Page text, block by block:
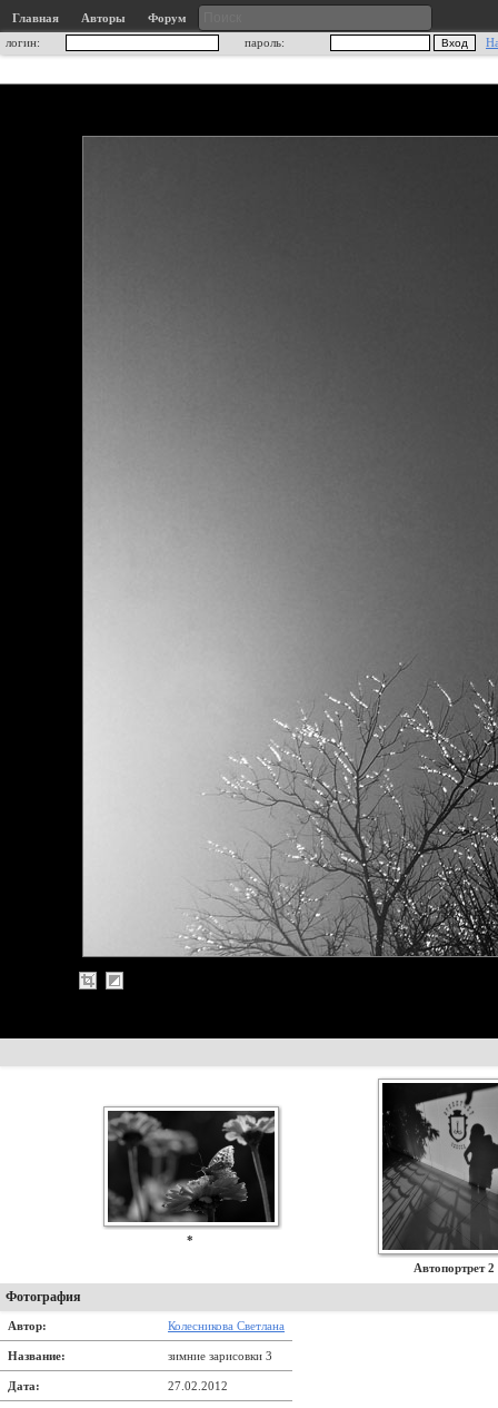
Главная Авторы
Форум
логин:
пароль:
*
Автопортрет 2
Фотография
Автор: Колесникова Светлана
Название: зимние зарисовки 3
Дата: 27.02.2012